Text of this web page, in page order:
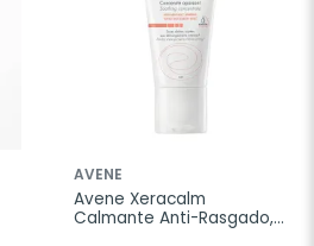
AVENE
Avene Xeracalm
Calmante Anti-Rasgado,